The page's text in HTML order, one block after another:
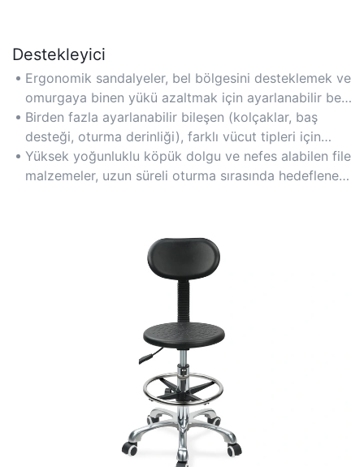
Destekleyici
Ergonomik sandalyeler, bel bölgesini desteklemek ve
omurgaya binen yükü azaltmak için ayarlanabilir bel
desteğine sahiptir.
Birden fazla ayarlanabilir bileşen (kolçaklar, baş
desteği, oturma derinliği), farklı vücut tipleri için
kişiselleştirilmiş bir uyum sağlar.
Yüksek yoğunluklu köpük dolgu ve nefes alabilen file
malzemeler, uzun süreli oturma sırasında hedeflenen